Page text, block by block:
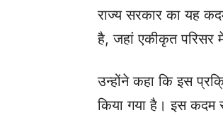
राज्य सरकार का यह
है, जहां एकीकृत परिसर
उन्होंने कहा कि इस
किया गया है। इस कदम से